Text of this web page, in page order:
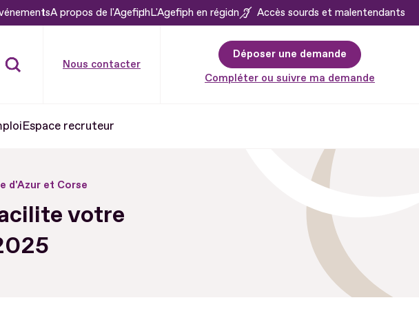
A propos de l'AgefiphL'Agefiph en région Accès sourds et malentendants
Nous contacter
Déposer une demande
Compléter ou suivre ma demande
Espace recruteur
d'Azur et Corse
votre